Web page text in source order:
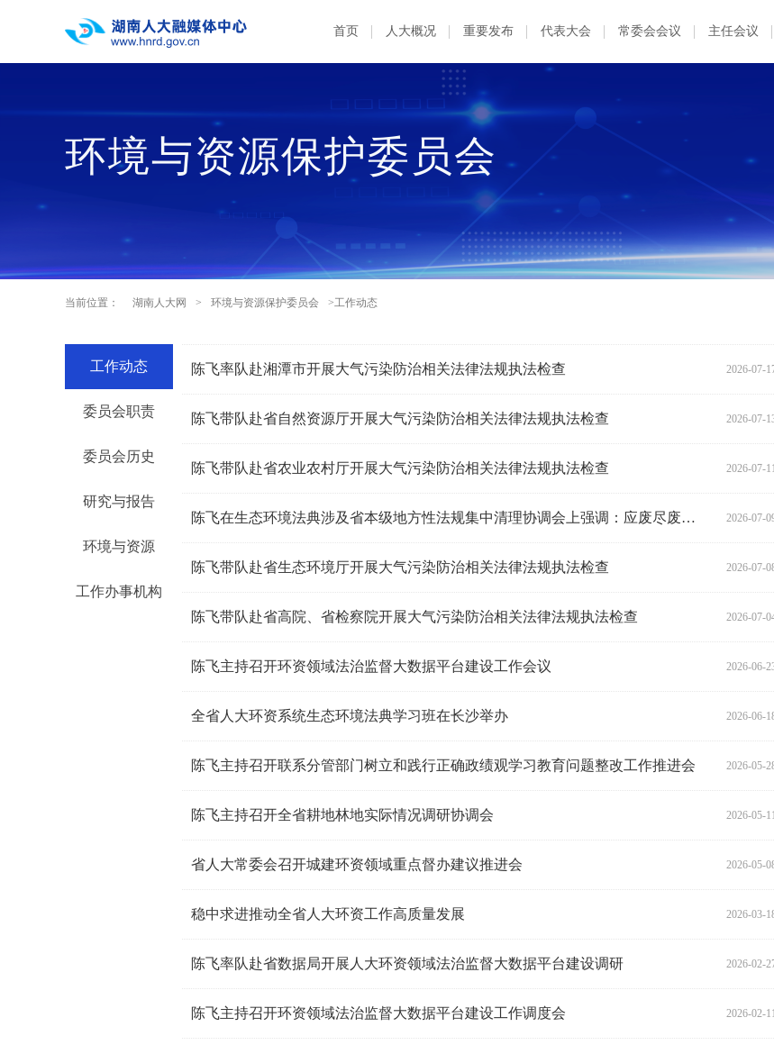
首页 人大概况 重要发布 代表大会 常委会会议 主任会议
环境与资源保护委员会
当前位置： 湖南人大网 > 环境与资源保护委员会 >工作动态
工作动态
委员会职责
委员会历史
研究与报告
环境与资源
工作办事机构
陈飞率队赴湘潭市开展大气污染防治相关法律法规执法检查 2026-07-
陈飞带队赴省自然资源厅开展大气污染防治相关法律法规执法检查 2026-07-
陈飞带队赴省农业农村厅开展大气污染防治相关法律法规执法检查 2026-07-
陈飞在生态环境法典涉及省本级地方性法规集中清理协调会上强调：应废尽废 应改尽改 保质保量按时完成清理任务 2026-07-
陈飞带队赴省生态环境厅开展大气污染防治相关法律法规执法检查 2026-07-
陈飞带队赴省高院、省检察院开展大气污染防治相关法律法规执法检查 2026-07-
陈飞主持召开环资领域法治监督大数据平台建设工作会议 2026-06-
全省人大环资系统生态环境法典学习班在长沙举办 2026-06-
陈飞主持召开联系分管部门树立和践行正确政绩观学习教育问题整改工作推进会 2026-05-
陈飞主持召开全省耕地林地实际情况调研协调会 2026-05-
省人大常委会召开城建环资领域重点督办建议推进会 2026-05-
稳中求进推动全省人大环资工作高质量发展 2026-03-
陈飞率队赴省数据局开展人大环资领域法治监督大数据平台建设调研 2026-02-
陈飞主持召开环资领域法治监督大数据平台建设工作调度会 2026-02-